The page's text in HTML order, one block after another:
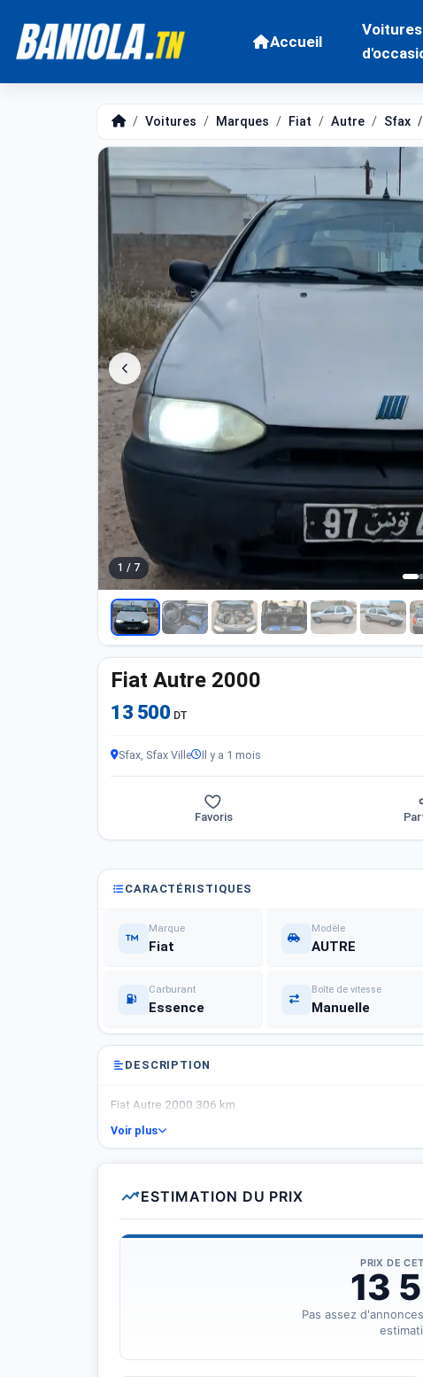
Accueil
Voitures
Voitures Marques Fiat Autre Sfax
1 / 7
Fiat Autre 2000
13 500 DT
Sfax, Sfax Ville Il y a 1 mois
Favoris
CARACTÉRISTIQUES
Marque
Fiat
Modèle
AUTRE
Carburant
Essence
Boîte de vitesse
Manuelle
DESCRIPTION
Fiat Autre 2000 306 km
Voir plus
ESTIMATION DU PRIX
PRIX DE
13
Pas assez